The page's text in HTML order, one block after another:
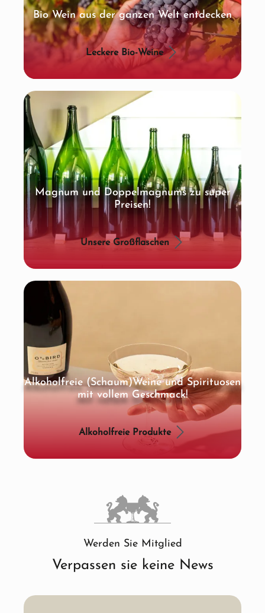
Bio Wein aus der ganzen Welt entdecken
Leckere Bio-Weine
Magnum und Doppelmagnums zu super
Preisen!
Unsere Großflaschen
Alkoholfreie (Schaum)Weine und Spirituosen
mit vollem Geschmack!
Alkoholfreie Produkte
Werden Sie Mitglied
Verpassen sie keine News